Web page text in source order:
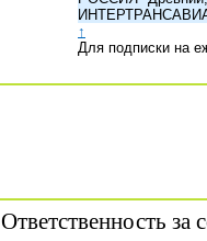
↑
Для подписки на
Ответственность